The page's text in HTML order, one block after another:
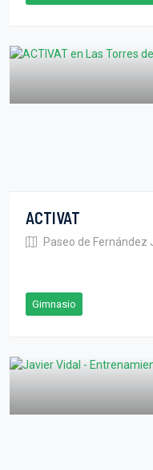
ACTIVAT
Paseo de Fernández
Gimnasio